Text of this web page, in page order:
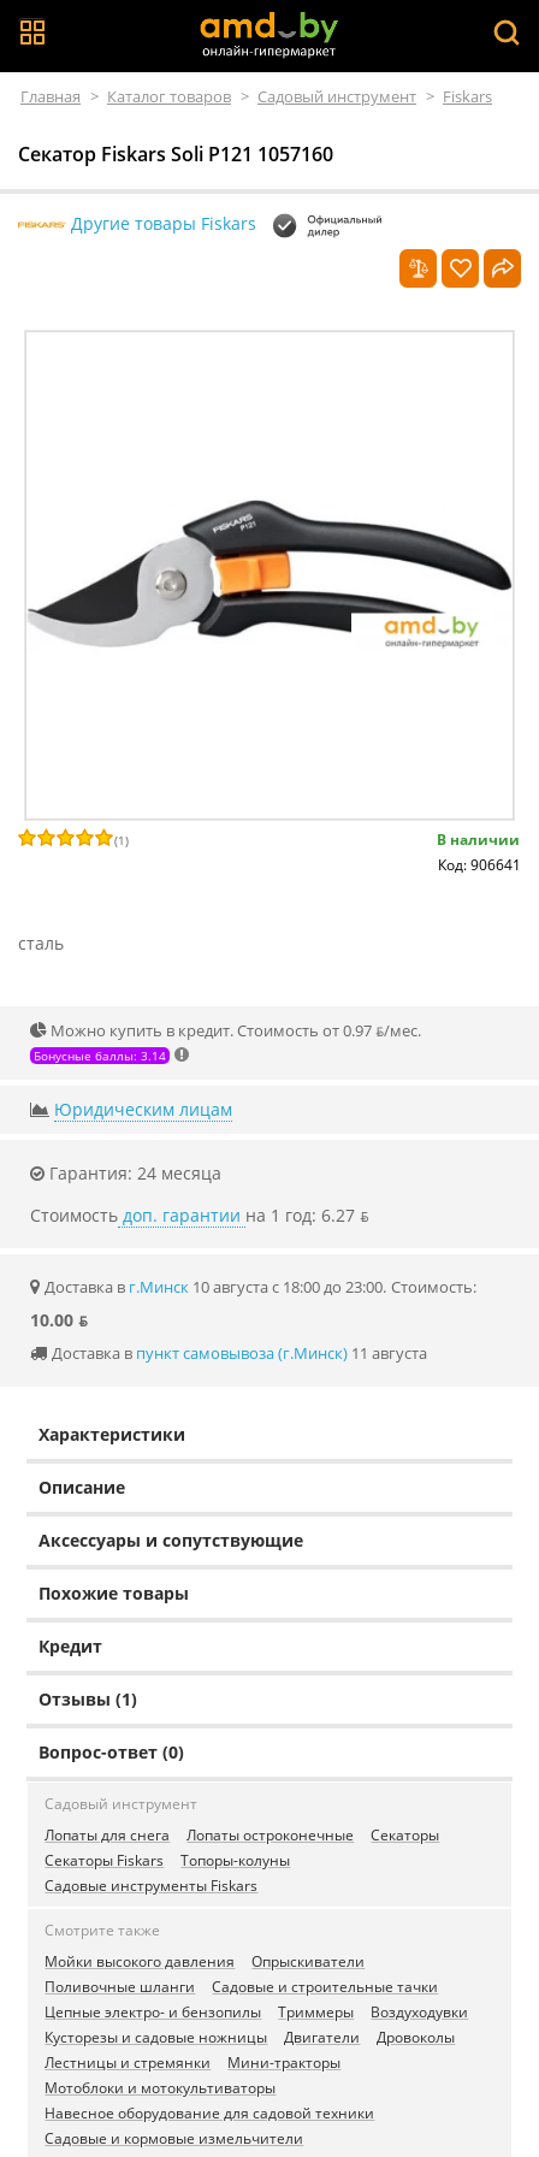
Главная > Каталог товаров > Садовый инструмент > Fiskars
Секатор Fiskars Soli P121 1057160
Другие товары Fiskars
(1)
В наличии
Код: 906641
сталь
Можно купить в кредит. Стоимость от 0.97 ƃ/мec.
Бонусные баллы: 3.14
Юридическим лицам
Гарантия: 24 месяца
Стоимость доп. гарантии на 1 год: 6.27 ƃ
Доставка в г.Минск 10 августа с 18:00 до 23:00. Стоимость:
10.00 ƃ
Доставка в пункт самовывоза (г.Минск) 11 августа
Характеристики
Описание
Аксессуары и сопутствующие
Похожие товары
Кредит
Отзывы (1)
Вопрос-ответ (0)
Садовый инструмент
Лопаты для снега
Лопаты остроконечные
Секаторы
Секаторы Fiskars
Топоры-колуны
Садовые инструменты Fiskars
Смотрите также
Мойки высокого давления
Опрыскиватели
Поливочные шланги
Садовые и строительные тачки
Цепные электро- и бензопилы
Триммеры
Воздуходувки
Кусторезы и садовые ножницы
Двигатели
Дровоколы
Лестницы и стремянки
Мини-тракторы
Мотоблоки и мотокультиваторы
Навесное оборудование для садовой техники
Садовые и кормовые измельчители